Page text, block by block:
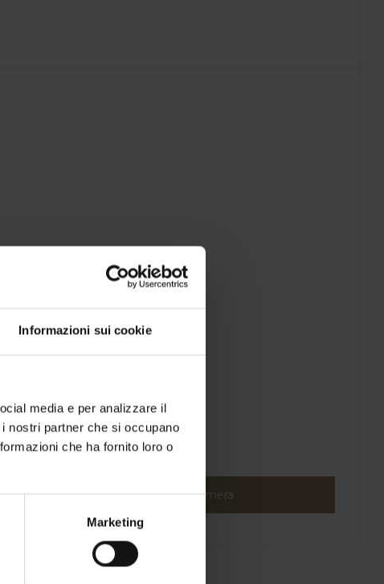
Informazioni sui cookie
media e per analizzare il
nostri partner che si occupano
che ha fornito loro o
Marketing
Prenota ora la tua camera